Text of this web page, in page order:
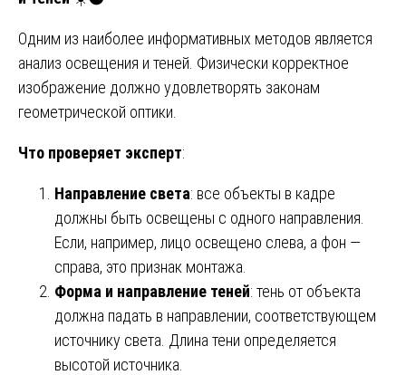
Одним из наиболее информативных методов является
анализ освещения и теней. Физически корректное
изображение должно удовлетворять законам
геометрической оптики.
Что проверяет эксперт:
Направление света: все объекты в кадре
должны быть освещены с одного направления.
Если, например, лицо освещено слева, а фон —
справа, это признак монтажа.
Форма и направление теней: тень от объекта
должна падать в направлении, соответствующем
источнику света. Длина тени определяется
высотой источника.